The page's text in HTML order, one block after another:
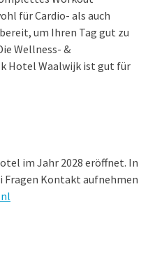
für Cardio- als auch
um Ihren Tag gut zu
Wellness- &
Hotel Waalwijk ist gut für
im Jahr 2028 eröffnet. In
Fragen Kontakt aufnehmen